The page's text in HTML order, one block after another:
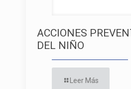
ACCIONES
DEL NIÑO
Leer Más